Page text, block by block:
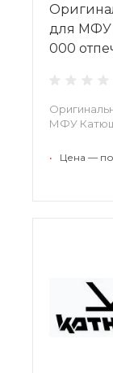
для МФУ
000
МФУ
• Цена —